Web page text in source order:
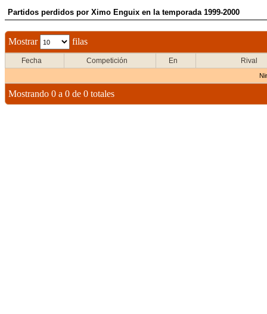
Partidos perdidos por Ximo Enguix en la temporada 1999-2000
Mostrar filas
Fecha Competición En Rival
Mostrando 0 a 0 de 0 totales